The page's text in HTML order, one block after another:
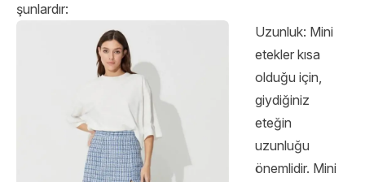
şunlardır:
Uzunluk: Mini
etekler kısa
olduğu için,
giydiğiniz
eteğin
uzunluğu
önemlidir. Mini